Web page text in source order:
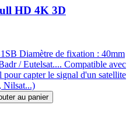
HD 4K 3D
Diamètre de fixation : 40mm
/ Eutelsat.... Compatible avec
capter le signal d'un satellite
Nilsat...)
au panier